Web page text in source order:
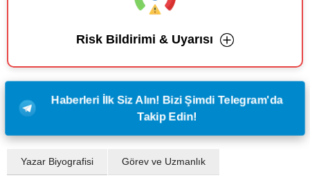
Risk Bildirimi & Uyarısı
Haberleri İlk Siz Alın! Bizi Şimdi Telegram'da
Takip Edin!
Yazar Biyografisi Görev ve Uzmanlık